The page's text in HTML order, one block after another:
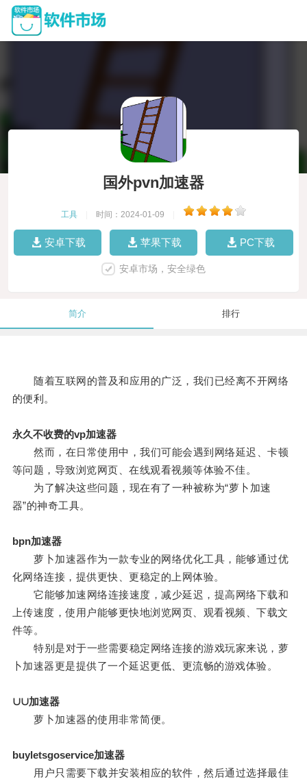
国外pvn加速器
工具 时间：2024-01-09
安卓下载 苹果下载 PC下载
安卓市场，安全绿色
简介 排行
随着互联网的普及和应用的广泛，我们已经离不开网络
的便利。
永久不收费的vp加速器
然而，在日常使用中，我们可能会遇到网络延迟、卡顿
等问题，导致浏览网页、在线观看视频等体验不佳。
为了解决这些问题，现在有了一种被称为“萝卜加速
器”的神奇工具。
bpn加速器
萝卜加速器作为一款专业的网络优化工具，能够通过优
化网络连接，提供更快、更稳定的上网体验。
它能够加速网络连接速度，减少延迟，提高网络下载和
上传速度，使用户能够更快地浏览网页、观看视频、下载文
件等。
特别是对于一些需要稳定网络连接的游戏玩家来说，萝
卜加速器更是提供了一个延迟更低、更流畅的游戏体验。
∪∪加速器
萝卜加速器的使用非常简便。
buyletsgoservice加速器
用户只需要下载并安装相应的软件，然后通过选择最佳